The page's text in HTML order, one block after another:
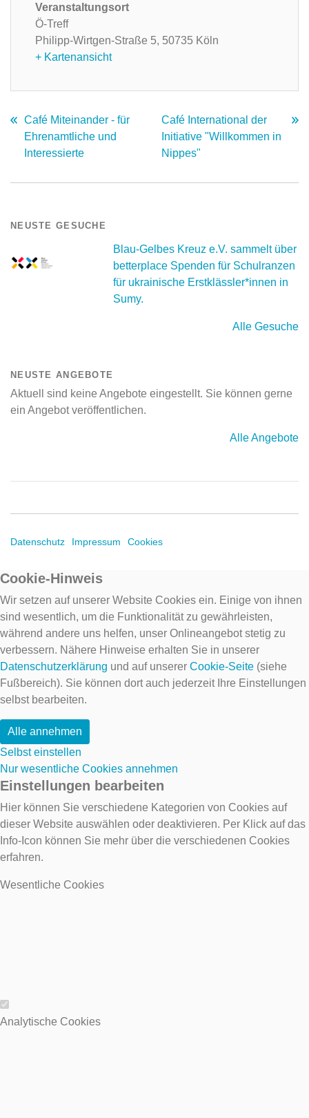
Veranstaltungsort
Ö-Treff
Philipp-Wirtgen-Straße 5, 50735 Köln
+ Kartenansicht
Café Miteinander - für
Ehrenamtliche und
Interessierte
Café International der
Initiative "Willkommen in
Nippes"
NEUSTE GESUCHE
Blau-Gelbes Kreuz e.V. sammelt über
betterplace Spenden für Schulranzen
für ukrainische Erstklässler*innen in
Sumy.
Alle Gesuche
NEUSTE ANGEBOTE
Aktuell sind keine Angebote eingestellt. Sie können gerne
ein Angebot veröffentlichen.
Alle Angebote
Datenschutz Impressum Cookies
Cookie-Hinweis
Wir setzen auf unserer Website Cookies ein. Einige von ihnen
sind wesentlich, um die Funktionalität zu gewährleisten,
während andere uns helfen, unser Onlineangebot stetig zu
verbessern. Nähere Hinweise erhalten Sie in unserer
Datenschutzerklärung und auf unserer Cookie-Seite (siehe
Fußbereich). Sie können dort auch jederzeit Ihre Einstellungen
selbst bearbeiten.
Alle annehmen
Selbst einstellen
Nur wesentliche Cookies annehmen
Einstellungen bearbeiten
Hier können Sie verschiedene Kategorien von Cookies auf
dieser Website auswählen oder deaktivieren. Per Klick auf das
Info-Icon können Sie mehr über die verschiedenen Cookies
erfahren.
Wesentliche Cookies
Wesentliche Cookies
Analytische Cookies